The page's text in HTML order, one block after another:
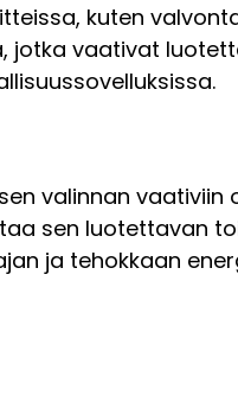
kuten
vaativat
valinnan
sen luotettavan
ja tehokkaan